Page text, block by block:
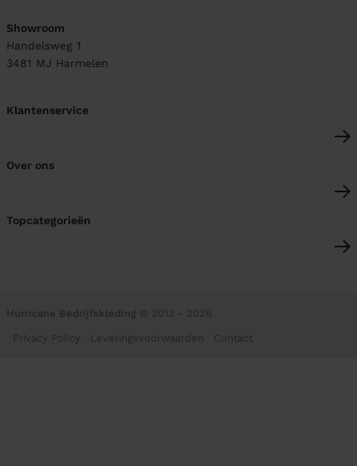
Showroom
Handelsweg 1
3481 MJ Harmelen
Klantenservice
Over ons
Topcategorieën
Hurricane Bedrijfskleding © 2013 - 2026
Privacy Policy Leveringsvoorwaarden Contact